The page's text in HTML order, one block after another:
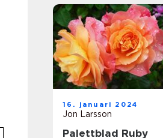
16. januari 2024
Jon Larsson
Palettblad Ruby